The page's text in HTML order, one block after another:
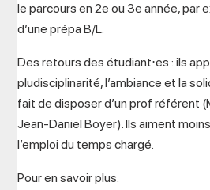
le parcours en 2e ou 3e année, par
d’une prépa B/L.
Des retours des étudiant⋅es : ils
pludisciplinarité, l’ambiance et la
fait de disposer d’un prof référent
Jean-Daniel Boyer). Ils aiment
l’emploi du temps chargé.
Pour en savoir plus: